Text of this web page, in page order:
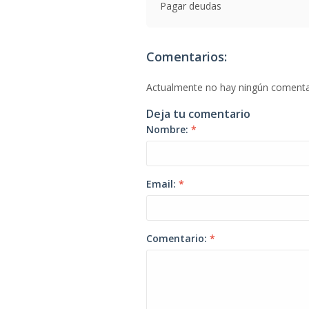
Pagar deudas
Comentarios:
Actualmente no hay ningún
Deja tu comentario
Nombre: *
Email: *
Comentario: *